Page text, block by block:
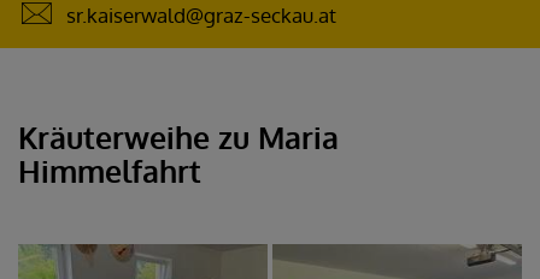
sr.kaiserwald@graz-seckau.at
Kräuterweihe zu Maria
Himmelfahrt